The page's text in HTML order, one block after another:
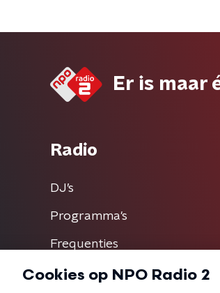
Er is maar
Radio
DJ’s
Programma's
Frequenties